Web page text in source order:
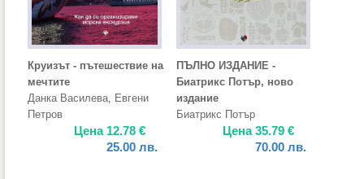
Круизът - пътешествие на
мечтите
Данка Василева, Евгени
Петров
Цена 12.78 €
25.00 лв.
ПЪЛНО ИЗДАНИЕ -
Биатрикс Потър, ново
издание
Биатрикс Потър
Цена35.79 €
70.00 лв.